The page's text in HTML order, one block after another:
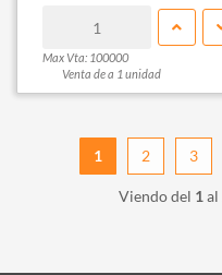
Max Vta: 100000
Venta de a 1 unidad
1 2 3
Viendo del 1 al